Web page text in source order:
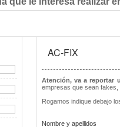
AC-FIX
Atención, va a reportar
empresas que sean
Rogamos indique debajo
Nombre y apellidos